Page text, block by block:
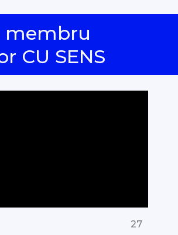
membru
CU SENS
27